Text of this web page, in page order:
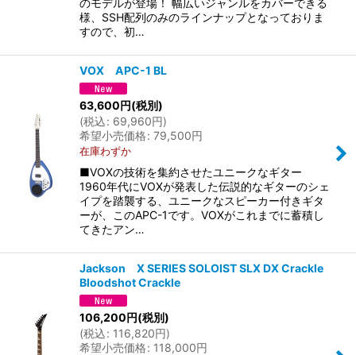
のモデルが登場！ 幅広いジャンルをカバーできる
様、SSH配列のみのラインナップとなっておりま
すので、初…
VOX APC-1 BL
63,600円(税別)
(税込: 69,960円)
希望小売価格: 79,500円
在庫わずか
■VOXの技術を集約させたユニークなギター
1960年代にVOXが発表した伝説的なギターのシェ
イプを踏襲する、ユニークなスピーカー付きギタ
ーが、このAPC-1です。VOXがこれまでに蓄積し
てきたアン…
Jackson X SERIES SOLOIST SLX DX Crackle
Bloodshot Crackle
106,200円(税別)
(税込: 116,820円)
希望小売価格: 118,000円